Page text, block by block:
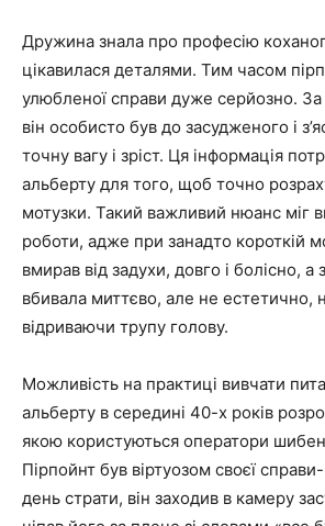
Дружина знала про професію
цікавилася деталями. Тим часом
улюбленої справи дуже серйозно. За
він особисто був до засудженого і
точну вагу і зріст. Ця інформація
альберту для того, щоб точно
мотузки. Такий важливий нюанс міг
роботи, адже при занадто короткій
вмирав від задухи, довго і болісно, а
вбивала миттєво, але не естетично,
відриваючи трупу голову.
Можливість на практиці вивчати
альберту в середині 40-х років
якою користуються оператори
Пірпойнт був віртуозом своєї
день страти, він заходив в камеру